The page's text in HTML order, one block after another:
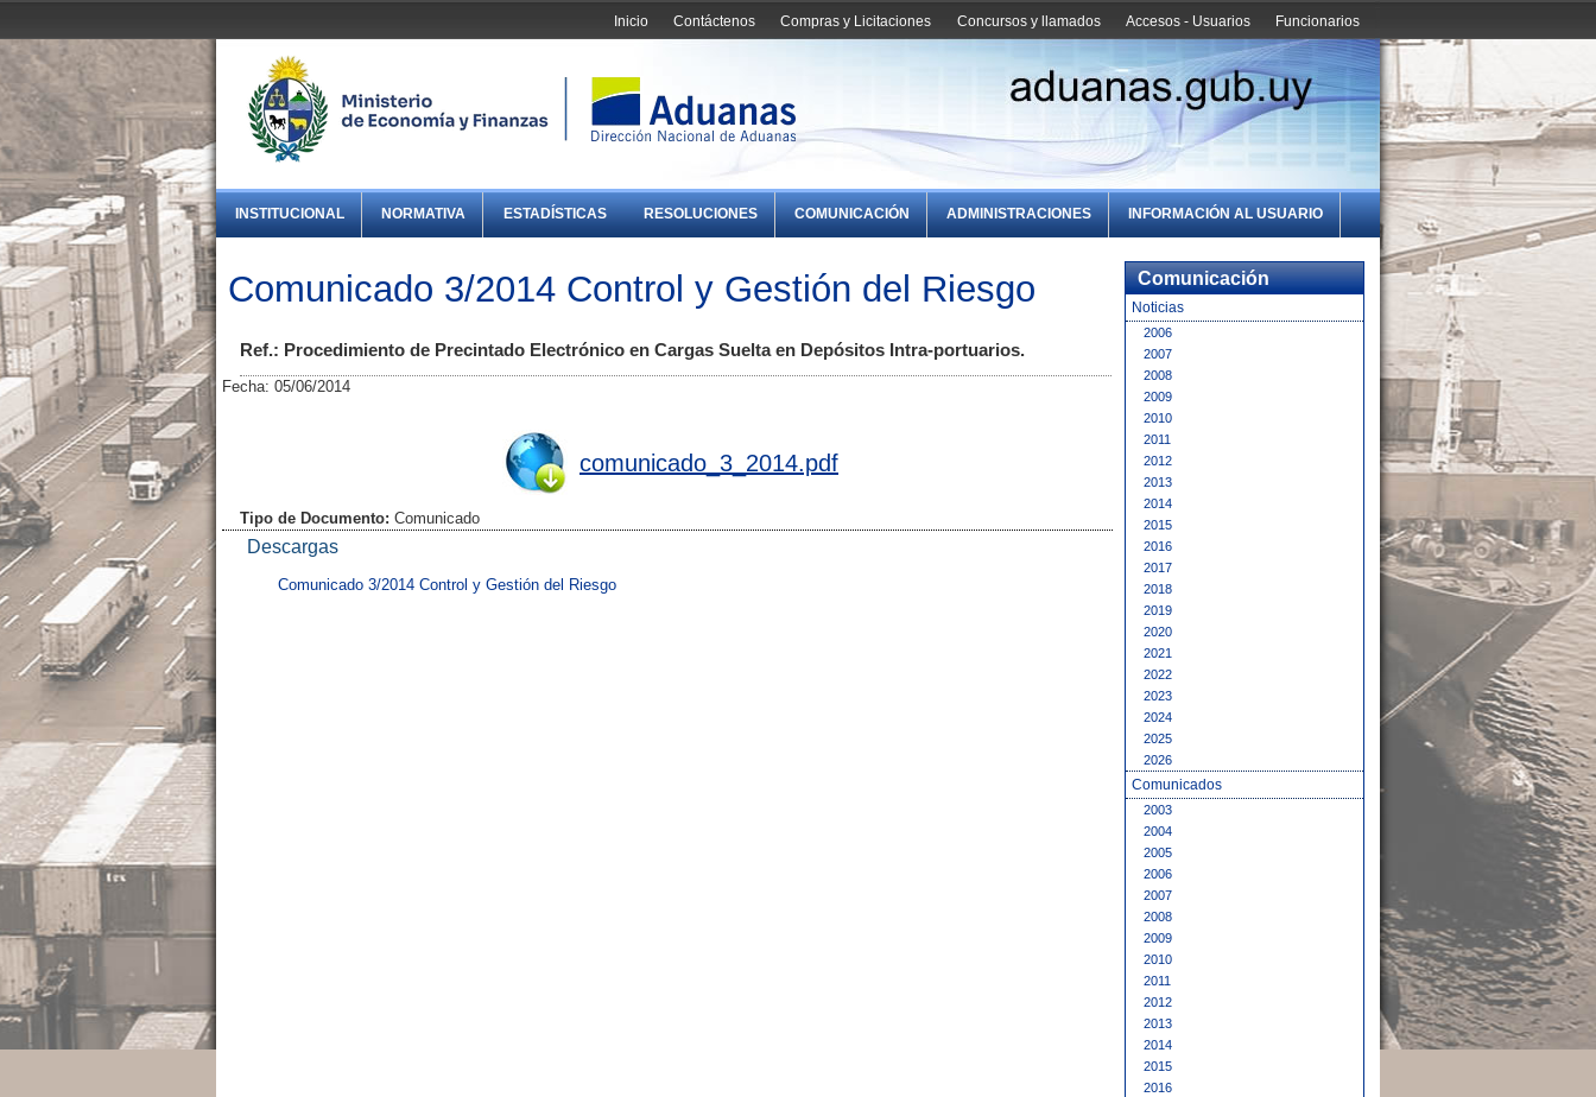
Funcionarios
Accesos - Usuarios
Concursos y llamados
Compras y Licitaciones
Contáctenos
Inicio
INSTITUCIONAL NORMATIVA ESTADÍSTICAS RESOLUCIONES COMUNICACIÓN ADMINISTRACIONES INFORMACIÓN AL USUARIO
Comunicado 3/2014 Control y Gestión del Riesgo
Ref.: Procedimiento de Precintado Electrónico en Cargas Suelta en Depósitos Intra-portuarios.
Fecha: 05/06/2014
comunicado_3_2014.pdf
Tipo de Documento: Comunicado
Descargas
Comunicado 3/2014 Control y Gestión del Riesgo
Comunicación
Noticias
2006
2007
2008
2009
2010
2011
2012
2013
2014
2015
2016
2017
2018
2019
2020
2021
2022
2023
2024
2025
2026
Comunicados
2003
2004
2005
2006
2007
2008
2009
2010
2011
2012
2013
2014
2015
2016